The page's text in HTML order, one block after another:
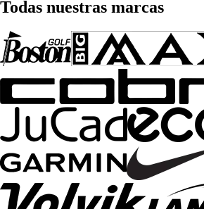
Todas nuestras marcas